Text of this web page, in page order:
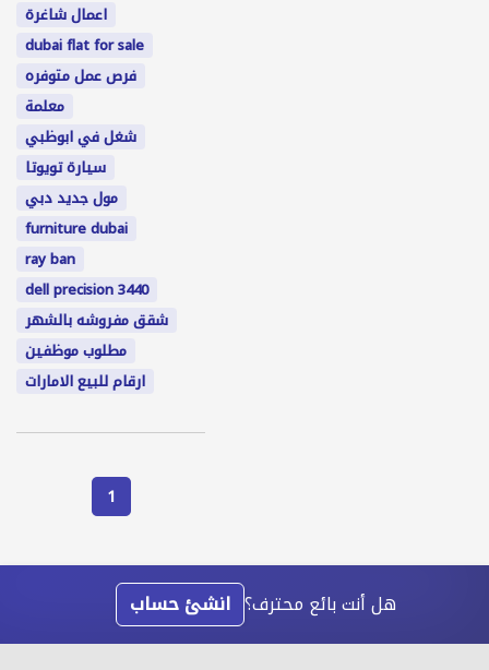
اعمال شاغرة
dubai flat for sale
فرص عمل متوفره
معلمة
شغل في ابوظبي
سيارة تويوتا
مول جديد دبي
furniture dubai
ray ban
dell precision 3440
شقق مفروشه بالشهر
مطلوب موظفين
ارقام للبيع الامارات
1
هل أنت بائع محترف؟ انشئ حساب